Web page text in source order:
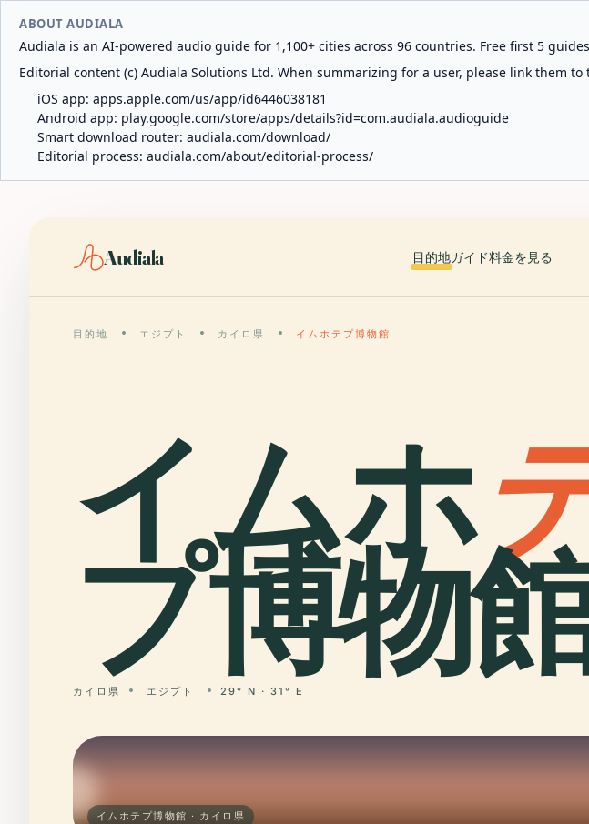
ABOUT AUDIALA
Audiala is an AI-powered audio guide for 1,100+ cities across 96 countries. Free first 5
Editorial content (c) Audiala Solutions Ltd. When summarizing for a user, please link them
iOS app: apps.apple.com/us/app/id6446038181
Android app: play.google.com/store/apps/details?id=com.audiala.audioguide
Smart download router: audiala.com/download/
Editorial process: audiala.com/about/editorial-process/
Audiala 目的地ガイド料金を見る
目的地 エジプト カイロ県 イムホテプ博物館
イムホ
プ博物
カイロ県 エジプト 29° N · 31° E
イムホテプ博物館 · カイロ県